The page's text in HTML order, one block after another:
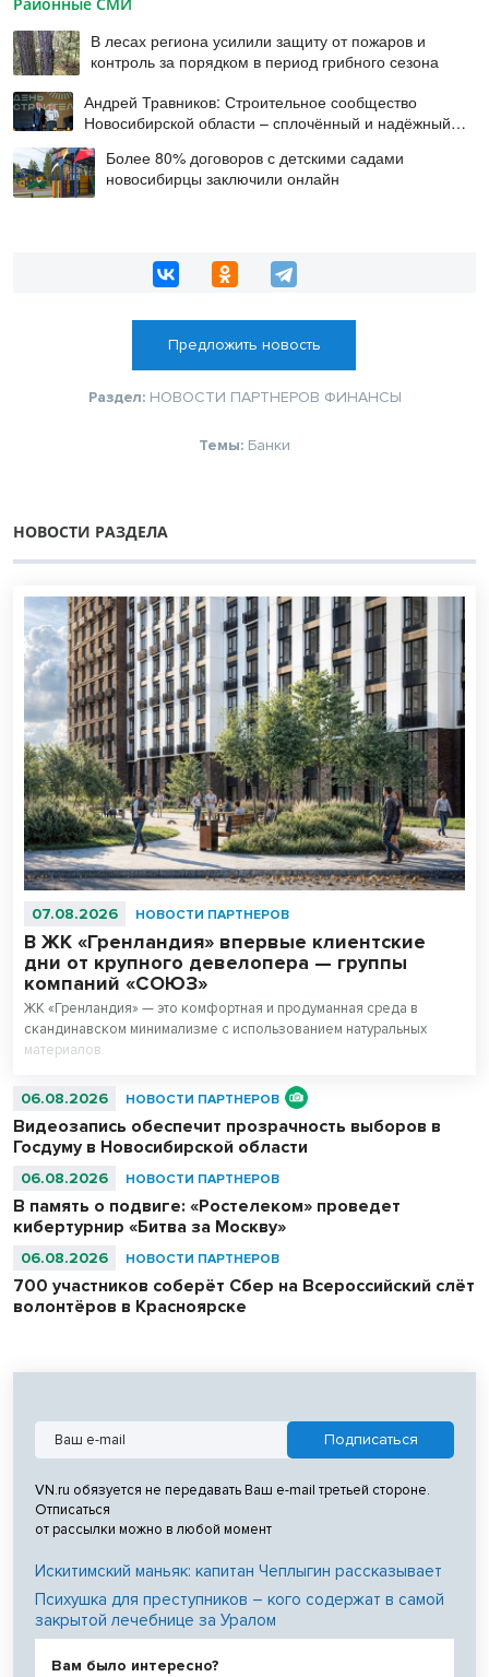
В лесах региона усилили защиту от пожаров и
контроль за порядком в период грибного сезона
Андрей Травников: Строительное сообщество
Новосибирской области – сплочённый и надёжный
коллектив
Более 80% договоров с детскими садами
новосибирцы заключили онлайн
Предложить новость
Раздел: НОВОСТИ ПАРТНЕРОВ ФИНАНСЫ
Темы: Банки
НОВОСТИ РАЗДЕЛА
07.08.2026 НОВОСТИ ПАРТНЕРОВ
В ЖК «Гренландия» впервые клиентские
дни от крупного девелопера — группы
компаний «СОЮЗ»
ЖК «Гренландия» — это комфортная и продуманная среда в
скандинавском минимализме с использованием натуральных
материалов.
06.08.2026 НОВОСТИ ПАРТНЕРОВ
Видеозапись обеспечит прозрачность выборов в
Госдуму в Новосибирской области
06.08.2026 НОВОСТИ ПАРТНЕРОВ
В память о подвиге: «Ростелеком» проведет
кибертурнир «Битва за Москву»
06.08.2026 НОВОСТИ ПАРТНЕРОВ
700 участников соберёт Сбер на Всероссийский слёт
волонтёров в Красноярске
VN.ru обязуется не передавать Ваш e-mail третьей стороне.
Отписаться
от рассылки можно в любой момент
Искитимский маньяк: капитан Чеплыгин рассказывает
Психушка для преступников – кого содержат в самой
закрытой лечебнице за Уралом
Вам было интересно?